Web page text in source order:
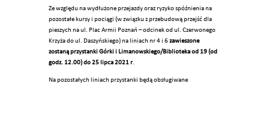
Ze względu na wydłużone przejazdy oraz ryzyko spóźnienia na
pozostałe kursy i pociągi (w związku z przebudową przejść dla
pieszych na ul. Plac Armii Poznań – odcinek od ul. Czerwonego
Krzyża do ul. Daszyńskiego) na liniach nr 4 i 6 zawieszone
zostaną przystanki Górki i Limanowskiego/Biblioteka od 19 (od
godz. 12.00) do 25 lipca 2021 r.
Na pozostałych liniach przystanki będą obsługiwane